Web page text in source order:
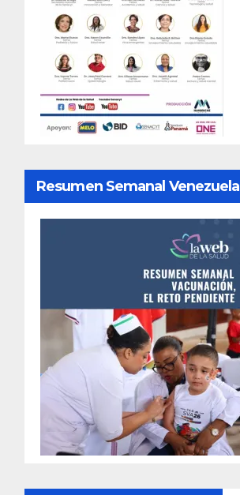
Resumen Semanal Venezuela